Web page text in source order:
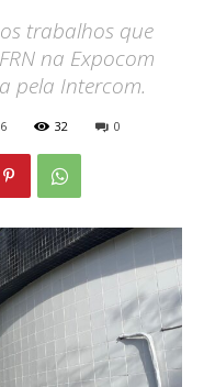
trabalhos que
na Expocom
pela Intercom.
32 0